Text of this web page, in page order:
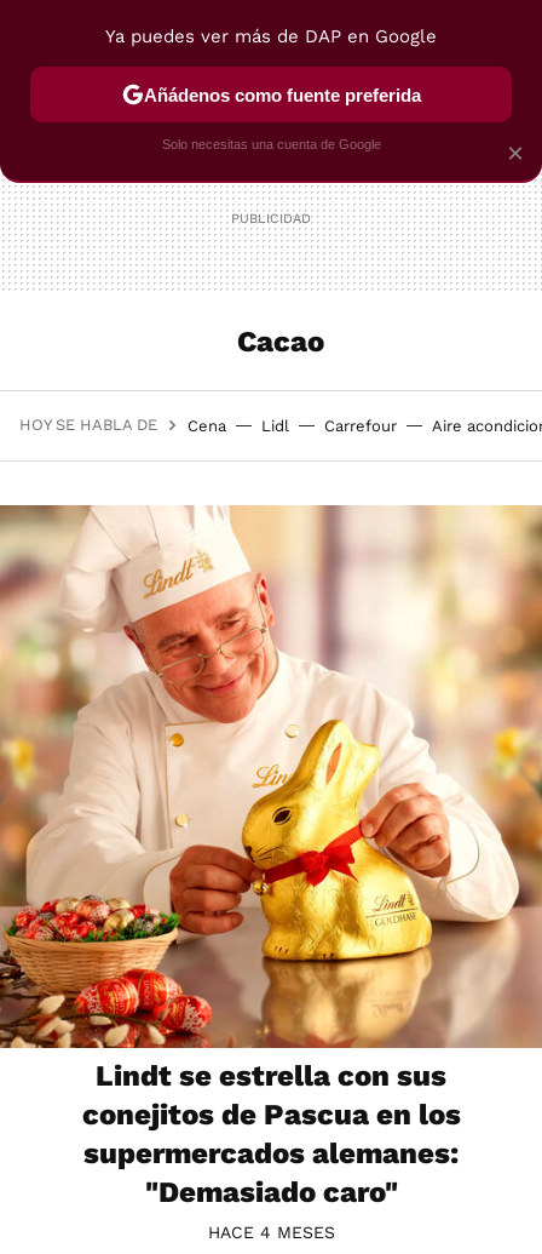
POSTRES VIAJES SELECCIÓN VEGUI
Cacao
HOY SE HABLA DE Cena Lidl Carrefour Aire
Lindt se estrella con sus
conejitos de Pascua en los
supermercados alemanes:
"Demasiado caro"
HACE 4 MESES
×
Ya puedes ver más de DAP en Google
Añádenos como fuente preferida
Solo necesitas una cuenta de Google